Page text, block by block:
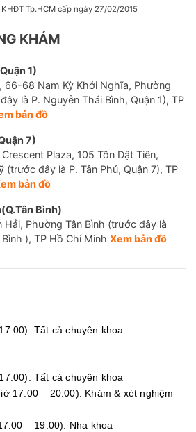
Tp.HCM cấp ngày 27/02/2015
KHÁM
1)
66-68 Nam Kỳ Khởi Nghĩa, Phường
là P. Nguyễn Thái Bình, Quận 1), TP
bản đồ
7)
Plaza, 105 Tôn Dật Tiên,
(trước đây là P. Tân Phú, Quận 7), TP
bản đồ
Bình)
Hải, Phường Tân Bình (trước đây là
Bình ), TP Hồ Chí Minh Xem bản đồ
Tất cả chuyên khoa
Tất cả chuyên khoa
17:00 – 20:00): Khám & xét nghiệm
– 19:00): Nha khoa